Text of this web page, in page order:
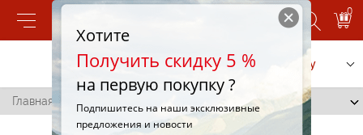
0
Позвонить Заказать услугу
Главная / Cooper Discoverer Sport HP 235/60 R16 112H
Хотите
Получить скидку 5 %
на первую покупку ?
Подпишитесь на наши эксклюзивные
предложения и новости